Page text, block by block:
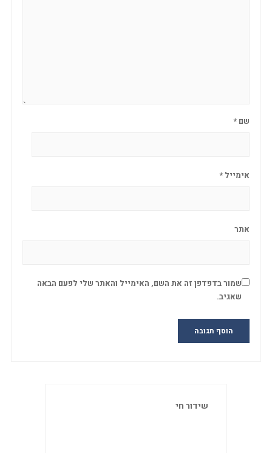
שם *
אימייל *
אתר
שמור בדפדפן זה את השם, האימייל והאתר שלי לפעם הבאה
שאגיב.
שידור חי